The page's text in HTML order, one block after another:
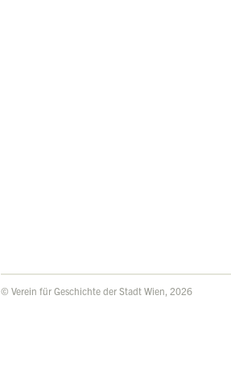
© Verein für Geschichte der Stadt Wien, 2026